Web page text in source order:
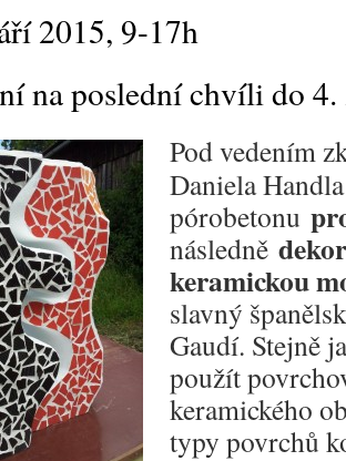
2015, 9-17h
na poslední chvíli do
Pod vedením
Daniela
pórobetonu
následně
keramickou
slavný
Gaudí. Stejně
použít
keramického
typy povrchů